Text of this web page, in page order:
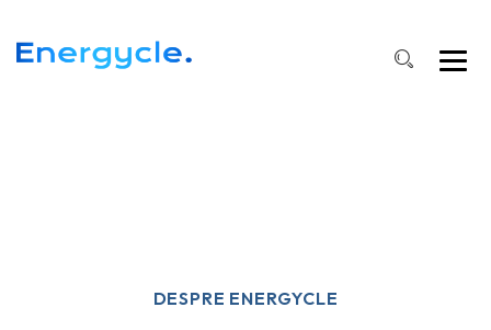
DESPRE ENERGYCLE